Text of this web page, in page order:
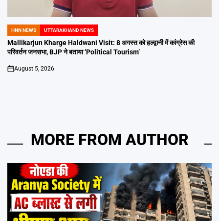
POSTED
IN
HNN NEWS UTTARAKHAND NEWS
Mallikarjun Kharge Haldwani Visit: 8 अगस्त को हल्द्वानी में कांग्रेस की
परिवर्तन जनसभा, BJP ने बताया ‘Political Tourism’
on
August 5, 2026
MORE FROM AUTHOR